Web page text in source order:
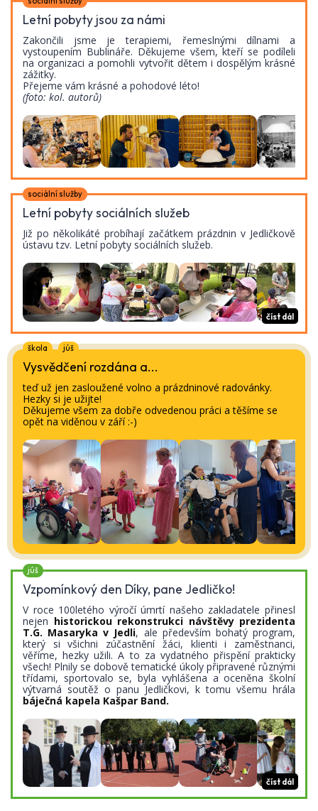
Letní pobyty jsou za námi
Zakončili jsme je terapiemi, řemeslnými dílnami a
vystoupením Bublináře. Děkujeme všem, kteří se podíleli
na organizaci a pomohli vytvořit dětem i dospělým krásné
zážitky.
Přejeme vám krásné a pohodové léto!
(foto: kol. autorů)
sociální služby
Letní pobyty sociálních služeb
Již po několikáté probíhají začátkem prázdnin v Jedličkově
ústavu tzv. Letní pobyty sociálních služeb.
číst dál
škola júš
Vysvědčení rozdána a...
teď už jen zasloužené volno a prázdninové radovánky.
Hezky si je užijte!
Děkujeme všem za dobře odvedenou práci a těšíme se
opět na viděnou v září :-)
júš
Vzpomínkový den Díky, pane Jedličko!
V roce 100letého výročí úmrtí našeho zakladatele přinesl
nejen historickou rekonstrukci návštěvy prezidenta
T.G. Masaryka v Jedli, ale především bohatý program,
který si všichni zúčastnění žáci, klienti i zaměstnanci,
věříme, hezky užili. A to za vydatného přispění prakticky
všech! Plnily se dobově tematické úkoly připravené různými
třídami, sportovalo se, byla vyhlášena a oceněna školní
výtvarná soutěž o panu Jedličkovi, k tomu všemu hrála
báječná kapela Kašpar Band.
číst dál